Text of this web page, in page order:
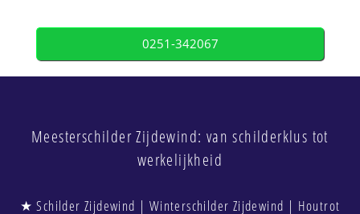
0251-342067
Meesterschilder Zijdewind: van schilderklus tot
werkelijkheid
★ Schilder Zijdewind | Winterschilder Zijdewind | Houtrot